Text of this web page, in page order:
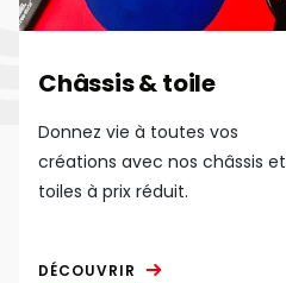
Châssis & toile
Donnez vie à toutes vos
créations avec nos châssis et
toiles à prix réduit.
DÉCOUVRIR